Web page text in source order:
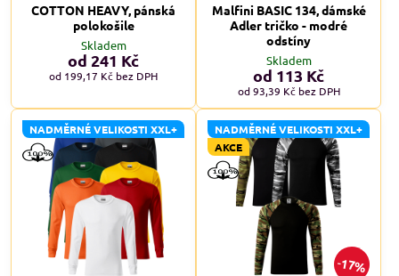
COTTON HEAVY, pánská
polokošile
Skladem
od 241 Kč
od 199,17 Kč bez DPH
Malfini BASIC 134, dámské
Adler tričko - modré
odstíny
Skladem
od 113 Kč
od 93,39 Kč bez DPH
NADMĚRNÉ VELIKOSTI XXL+
17%
NADMĚRNÉ VELIKOSTI XXL+
AKCE